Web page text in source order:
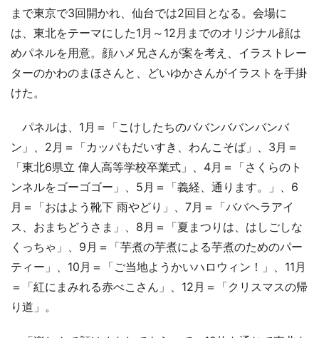
まで東京で3回開かれ、仙台では2回目となる。会場に
は、東北をテーマにした1月～12月までのオリジナル顔は
めパネルを用意。顔ハメ兄さんが案を考え、イラストレー
ターのかわのまほさんと、どいゆかさんがイラストを手掛
けた。
パネルは、1月＝「こけしたちのババンババンバンバ
ン」、2月＝「カッパもだいすき、わんこそば」、3月＝
「東北6県立 偉人高等学校卒業式」、4月＝「さくらのト
ンネルをゴーゴゴー」、5月＝「義経、通ります。」、6
月＝「おはよう靴下 雨やどり」、7月＝「ババヘラアイ
ス、おまちどうさま」、8月＝「夏まつりは、はしごしな
くっちゃ」、9月＝「芋煮の芋煮による芋煮のためのパー
ティー」、10月＝「ご当地ようかいハロウィン！」、11月
＝「紅にまみれる赤べこさん」、12月＝「クリスマスの帰
り道」。